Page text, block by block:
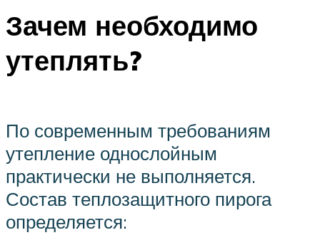
Зачем необходимо
утеплять?
По современным требованиям
утепление однослойным
практически не выполняется.
Состав теплозащитного пирога
определяется: